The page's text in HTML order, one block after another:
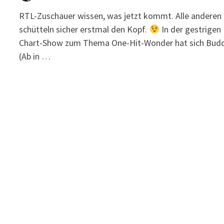
RTL-Zuschauer wissen, was jetzt kommt. Alle anderen
schütteln sicher erstmal den Kopf.
In der gestrigen
Chart-Show zum Thema One-Hit-Wonder hat sich
(Ab in …